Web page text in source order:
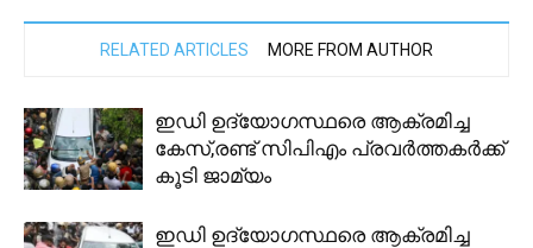
RELATED ARTICLES MORE FROM AUTHOR
ഇഡി ഉദ്യോഗസ്ഥരെ ആക്രമിച്ച
കേസ്,രണ്ട് സിപിഎം പ്രവര്‍ത്തകര്‍ക്ക്
കൂടി ജാമ്യം
ഇഡി ഉദ്യോഗസ്ഥരെ ആക്രമിച്ച